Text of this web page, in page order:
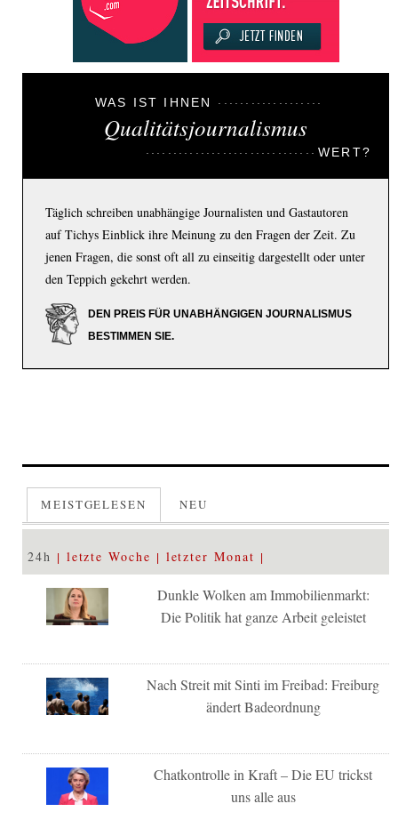
WAS IST IHNEN
Qualitätsjournalismus
WERT?
Täglich schreiben unabhängige Journalisten und Gastautoren
auf Tichys Einblick ihre Meinung zu den Fragen der Zeit. Zu
jenen Fragen, die sonst oft all zu einseitig dargestellt oder unter
den Teppich gekehrt werden.
DEN PREIS FÜR UNABHÄNGIGEN JOURNALISMUS
BESTIMMEN SIE.
MEISTGELESEN NEU
24h letzte Woche letzter Monat
Dunkle Wolken am Immobilienmarkt:
Die Politik hat ganze Arbeit geleistet
Nach Streit mit Sinti im Freibad: Freiburg
ändert Badeordnung
Chatkontrolle in Kraft – Die EU trickst
uns alle aus